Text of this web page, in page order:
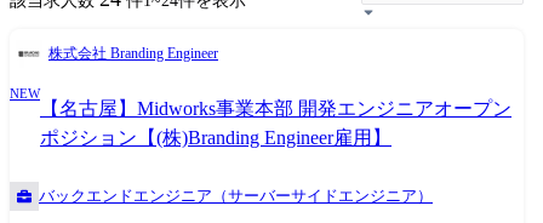
株式会社 Branding Engineer
NEW
【名古屋】Midworks事業本部 開発エンジニアオープン
ポジション【(株)Branding Engineer雇用】
バックエンドエンジニア（サーバーサイドエンジニア）